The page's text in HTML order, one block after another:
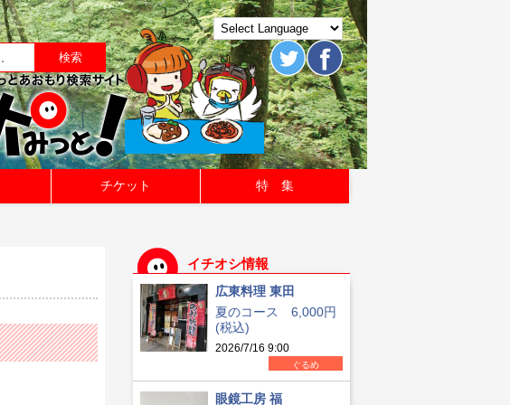
チケット 特 集
イチオシ情報
広東料理 東田
夏のコース 6,000円
(税込)
2026/7/16 9:00
ぐるめ
眼鏡工房 福